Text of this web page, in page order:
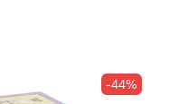
-44%